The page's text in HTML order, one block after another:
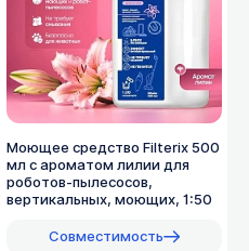
Моющее средство Filterix 500
мл с ароматом лилии для
роботов-пылесосов,
вертикальных, моющих, 1:50
Совместимость